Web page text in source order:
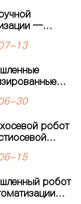
работу
—
робот-
2400
новую
автоматизации
13
30
робот
решение
15
робот